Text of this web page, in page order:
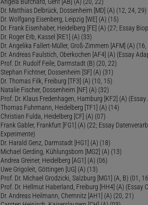
Dr. Matthias Delbrück, Dossenheim [MD] (A) (12, 24, 29)
Dr. Wolfgang Eisenberg, Leipzig [WE] (A) (15)
Dr. Frank Eisenhaber, Heidelberg [FE] (A) (27; Essay
Dr. Roger Erb, Kassel [RE1] (A) (33)
Dr. Angelika Fallert-Müller, Groß-Zimmern [AFM] (A) (16,
Dr. Andreas Faulstich, Oberkochen [AF4] (A) (Essay
Prof. Dr. Rudolf Feile, Darmstadt (B) (20, 22)
Stephan Fichtner, Dossenheim [SF] (A) (31)
Dr. Thomas Filk, Freiburg [TF3] (A) (10, 15)
Natalie Fischer, Dossenheim [NF] (A) (32)
Prof. Dr. Klaus Fredenhagen, Hamburg [KF2] (A)
Thomas Fuhrmann, Heidelberg [TF1] (A) (14)
Christian Fulda, Heidelberg [CF] (A) (07)
Frank Gabler, Frankfurt [FG1] (A) (22; Essay
Experimente)
Dr. Harald Genz, Darmstadt [HG1] (A) (18)
Michael Gerding, Kühlungsborn [MG2] (A) (13)
Andrea Greiner, Heidelberg [AG1] (A) (06)
Uwe Grigoleit, Göttingen [UG] (A) (13)
Prof. Dr. Michael Grodzicki, Salzburg [MG1] (A, B) (01,
Prof. Dr. Hellmut Haberland, Freiburg [HH4] (A) (Essay
Dr. Andreas Heilmann, Chemnitz [AH1] (A) (20, 21)